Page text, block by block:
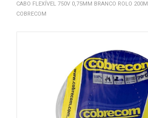
CABO FLEXÍVEL 750V 0,75MM BRANCO ROLO 200M
COBRECOM